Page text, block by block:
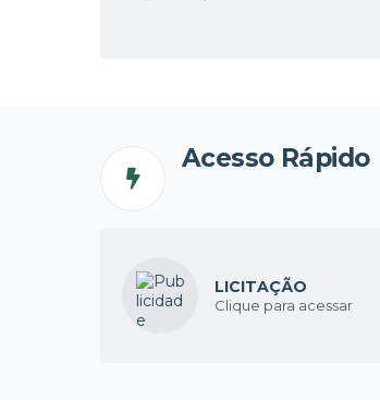
Acesso Rápido
LICITAÇÃO
Clique para acessar